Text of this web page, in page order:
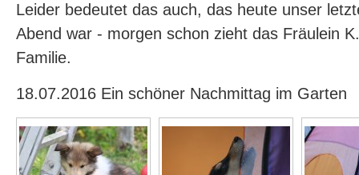
Leider bedeutet das auch, das heute unser
Abend war - morgen schon zieht das Fräulein
Familie.
18.07.2016 Ein schöner Nachmittag im Garten